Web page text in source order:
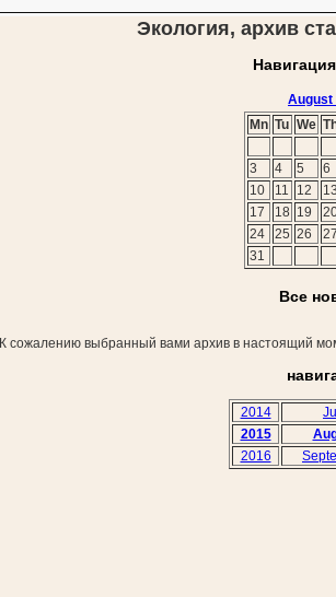
Экология, архив
August
Mn Tu We
3 4 5
6
10
11 12
17
18 19
24
25 26
31
Все
К сожалению выбранный вами архив в настоящий
2014
2015
2016